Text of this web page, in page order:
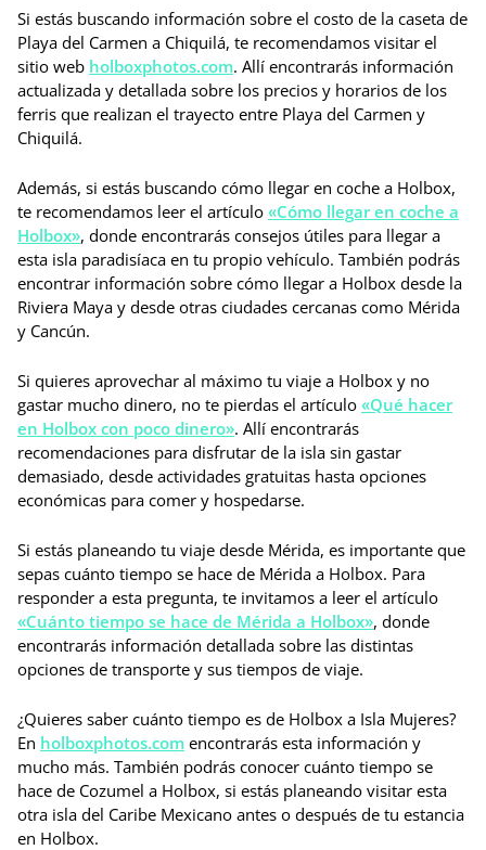
Si estás buscando información sobre el costo de la caseta de
Playa del Carmen a Chiquilá, te recomendamos visitar el
sitio web holboxphotos.com. Allí encontrarás información
actualizada y detallada sobre los precios y horarios de los
ferris que realizan el trayecto entre Playa del Carmen y
Chiquilá.
Además, si estás buscando cómo llegar en coche a Holbox,
te recomendamos leer el artículo «Cómo llegar en coche a
Holbox», donde encontrarás consejos útiles para llegar a
esta isla paradisíaca en tu propio vehículo. También podrás
encontrar información sobre cómo llegar a Holbox desde la
Riviera Maya y desde otras ciudades cercanas como Mérida
y Cancún.
Si quieres aprovechar al máximo tu viaje a Holbox y no
gastar mucho dinero, no te pierdas el artículo «Qué hacer
en Holbox con poco dinero». Allí encontrarás
recomendaciones para disfrutar de la isla sin gastar
demasiado, desde actividades gratuitas hasta opciones
económicas para comer y hospedarse.
Si estás planeando tu viaje desde Mérida, es importante que
sepas cuánto tiempo se hace de Mérida a Holbox. Para
responder a esta pregunta, te invitamos a leer el artículo
«Cuánto tiempo se hace de Mérida a Holbox», donde
encontrarás información detallada sobre las distintas
opciones de transporte y sus tiempos de viaje.
¿Quieres saber cuánto tiempo es de Holbox a Isla Mujeres?
En holboxphotos.com encontrarás esta información y
mucho más. También podrás conocer cuánto tiempo se
hace de Cozumel a Holbox, si estás planeando visitar esta
otra isla del Caribe Mexicano antes o después de tu estancia
en Holbox.